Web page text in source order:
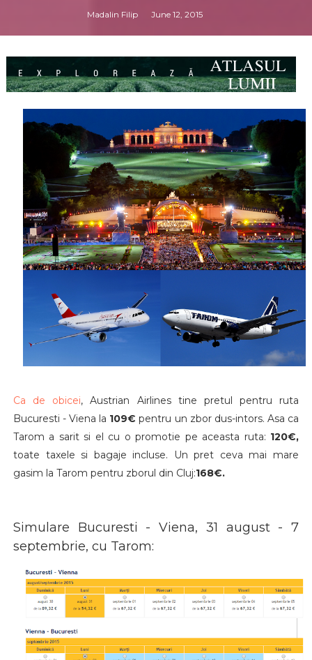
Madalin Filip June 12, 2015
Ca de obicei, Austrian Airlines tine pretul pentru ruta
Bucuresti - Viena la 109€ pentru un zbor dus-intors. Asa ca
Tarom a sarit si el cu o promotie pe aceasta ruta: 120€,
toate taxele si bagaje incluse. Un pret ceva mai mare
gasim la Tarom pentru zborul din Cluj:168€.
Simulare Bucuresti - Viena, 31 august - 7
septembrie, cu Tarom: